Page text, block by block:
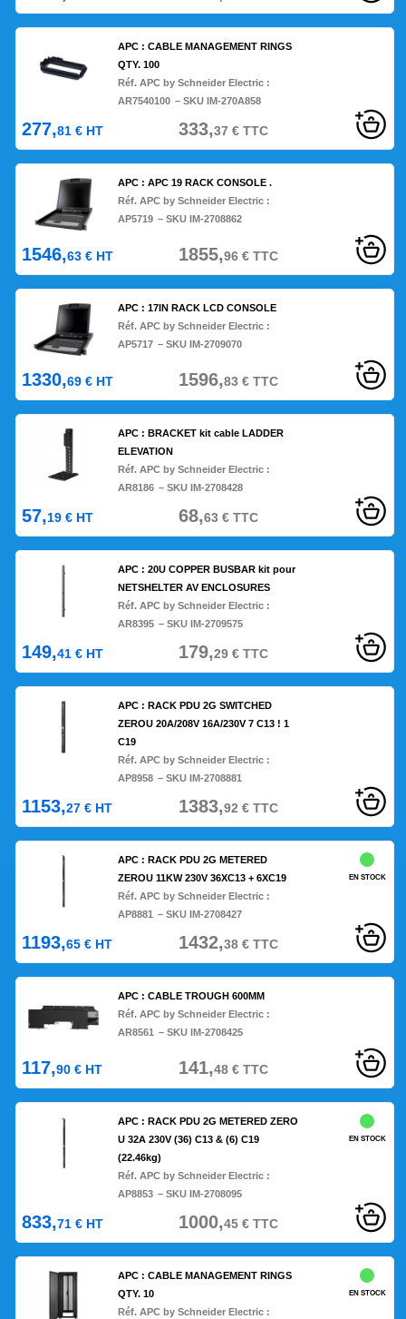
APC : CABLE MANAGEMENT RINGS
QTY. 100
Réf. APC by Schneider Electric :
AR7540100 – SKU IM-270A858
277,81 € HT 333,37 €TTC
APC : APC 19 RACK CONSOLE .
Réf. APC by Schneider Electric :
AP5719 – SKU IM-2708862
1546,63 € HT 1855,96€TTC
APC : 17IN RACK LCD CONSOLE
Réf. APC by Schneider Electric :
AP5717 – SKU IM-2709070
1330,69 € HT 1596,83€TTC
APC : BRACKET kit cable LADDER
ELEVATION
Réf. APC by Schneider Electric :
AR8186 – SKU IM-2708428
57,19 € HT 68,63€TTC
APC : 20U COPPER BUSBAR kit pour
NETSHELTER AV ENCLOSURES
Réf. APC by Schneider Electric :
AR8395 – SKU IM-2709575
149,41 € HT 179,29€TTC
APC : RACK PDU 2G SWITCHED
ZEROU 20A/208V 16A/230V 7 C13 ! 1
C19
Réf. APC by Schneider Electric :
AP8958 – SKU IM-2708881
1153,27 € HT 1383,92 €TTC
APC : RACK PDU 2G METERED
ZEROU 11KW 230V 36XC13 + 6XC19
Réf. APC by Schneider Electric :
AP8881 – SKU IM-2708427
EN STOCK
1193,65 € HT 1432,38€TTC
APC : CABLE TROUGH 600MM
Réf. APC by Schneider Electric :
AR8561 – SKU IM-2708425
117,90 € HT 141,48€TTC
APC : RACK PDU 2G METERED ZERO
U 32A 230V (36) C13 & (6) C19
(22.46kg)
Réf. APC by Schneider Electric :
AP8853 – SKU IM-2708095
EN STOCK
833,71 € HT 1000,45€TTC
APC : CABLE MANAGEMENT RINGS
QTY. 10
Réf. APC by Schneider Electric :
EN STOCK